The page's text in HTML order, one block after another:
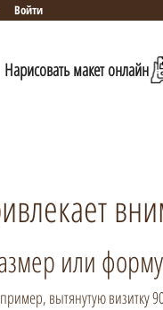
Войти
Нарисовать макет онлайн
или форму
вытянутую визитку